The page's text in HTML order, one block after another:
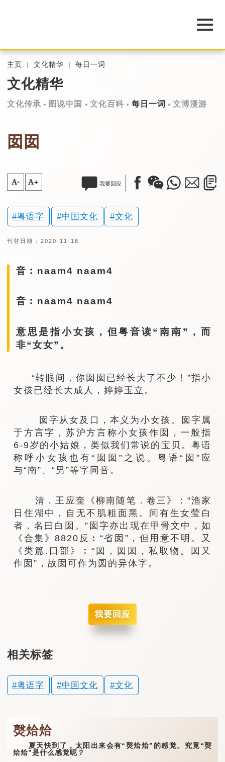
主页 文化精华 每日一词
文化精华
文化传承 图说中国 文化百科 每日一词 文博漫游
囡囡
A- A+ 我要回应
粤语字 中国文化 文化
刊登日期 : 2020-11-18
音︰naam4 naam4
音︰naam4 naam4
意思是指小女孩，但粤音读“南南”，而
非“女女”。
“转眼间，你囡囡已经长大了不少﹗”指小
女孩已经长大成人，婷婷玉立。
囡字从女及口，本义为小女孩。囡字属
于方言字，苏沪方言称小女孩作囡，一般指
6-9岁的小姑娘，类似我们常说的宝贝。粤语
称呼小女孩也有“囡囡”之说。粤语“囡”应
与“南”、“男”等字同音。
清．王应奎《柳南随笔．卷三》：“渔家
日住湖中，自无不肌粗面黑。间有生女莹白
者，名曰白囡。”囡字亦出现在甲骨文中，如
《合集》8820反︰“省囡”，但用意不明。又
《类篇.口部》︰“㘝，㘝㘝，私取物。㘝又
作囡”，故囡可作为㘝的异体字。
我要回应
相关标签
粤语字 中国文化 文化
㷫烚烚
夏天快到了，太阳出来会有“㷫烚烚”的感觉。究竟“㷫
烚烚”是什么感觉呢？